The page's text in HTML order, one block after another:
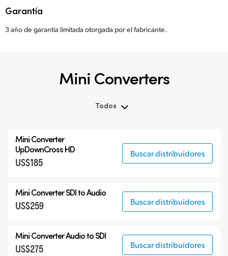
Garantía
3 año de garantía limitada otorgada por el fabricante.
Mini Converters
Todos
3G-SDI Mini Converters
6G-SDI Mini Converters
Accesorios
Mini Converter
UpDownCross HD
US$185
Buscar distribuidores
Mini ConverterSDI to Audio
US$259 Buscar distribuidores
Mini ConverterAudio to SDI
US$275 Buscar distribuidores